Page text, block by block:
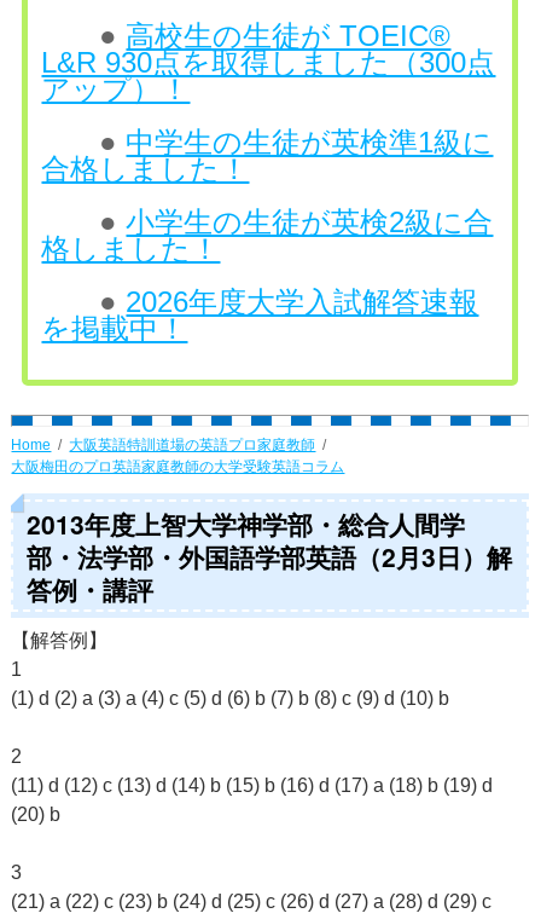
● 高校生の生徒が TOEIC®
L&R 930点を取得しました（300点
アップ）！
● 中学生の生徒が英検準1級に
合格しました！
●小学生の生徒が英検2級に合
格しました！
● 2026年度大学入試解答速報
を掲載中！
Home
大阪英語特訓道場の英語プロ家庭教師
大阪梅田のプロ英語家庭教師の大学受験英語コラム
2013年度上智大学神学部・総合人間学
部・法学部・外国語学部英語（2月3日）解
答例・講評
【解答例】
1
(1) d (2) a (3) a (4) c (5) d (6) b (7) b (8) c (9) d (10) b
2
(11) d (12) c (13) d (14) b (15) b (16) d (17) a (18) b (19) d
(20) b
3
(21) a (22) c (23) b (24) d (25) c (26) d (27) a (28) d (29) c